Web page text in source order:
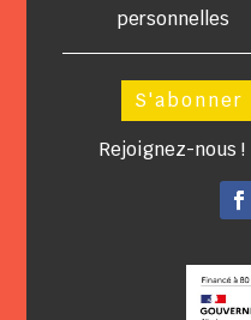
personnelles
Rejoignez-nous !